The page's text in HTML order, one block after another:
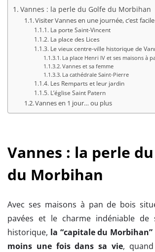
Vannes : la perle du Golfe du Morbihan
Visiter Vannes en une journée, c’est
La porte Saint-Vincent
La place des Lices
Le vieux centre-ville historique de
La place Henri IV et ses maisons à
Vannes et sa femme
La cathédrale Saint-Pierre
Les Remparts et leur jardin
L’église Saint Patern
Vannes en 1 jour… ou plus
Vannes : la perle
du Morbihan
Avec ses maisons à pan de bois
pavées et le charme indéniable de
historique, la “capitale du
moins une fois dans sa vie,